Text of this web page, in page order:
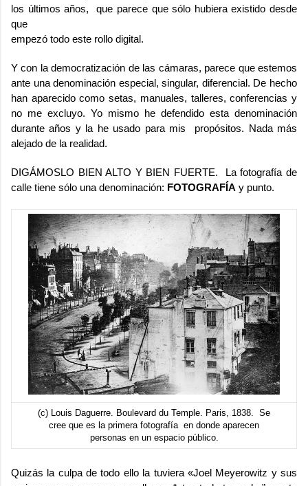
los últimos años, que parece que sólo hubiera existido desde
que
empezó todo este rollo digital.
Y con la democratización de las cámaras, parece que estemos
ante una denominación especial, singular, diferencial. De hecho
han aparecido como setas, manuales, talleres, conferencias y
no me excluyo. Yo mismo he defendido esta denominación
durante años y la he usado para mis propósitos. Nada más
alejado de la realidad.
DIGÁMOSLO BIEN ALTO Y BIEN FUERTE. La fotografía de
calle tiene sólo una denominación: FOTOGRAFÍA y punto.
(c) Louis Daguerre. Boulevard du Temple. Paris, 1838. Se
cree que es la primera fotografía en donde aparecen
personas en un espacio público.
Quizás la culpa de todo ello la tuviera «Joel Meyerowitz y sus